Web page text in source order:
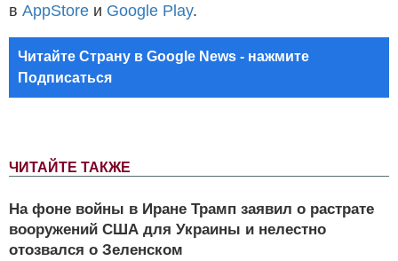
ЧИТАЙТЕ ТАКЖЕ
На фоне войны в Иране Трамп заявил о растрате
вооружений США для Украины и нелестно
отозвался о Зеленском
в AppStore и Google Play.
Читайте Страну в Google News - нажмите
Подписаться